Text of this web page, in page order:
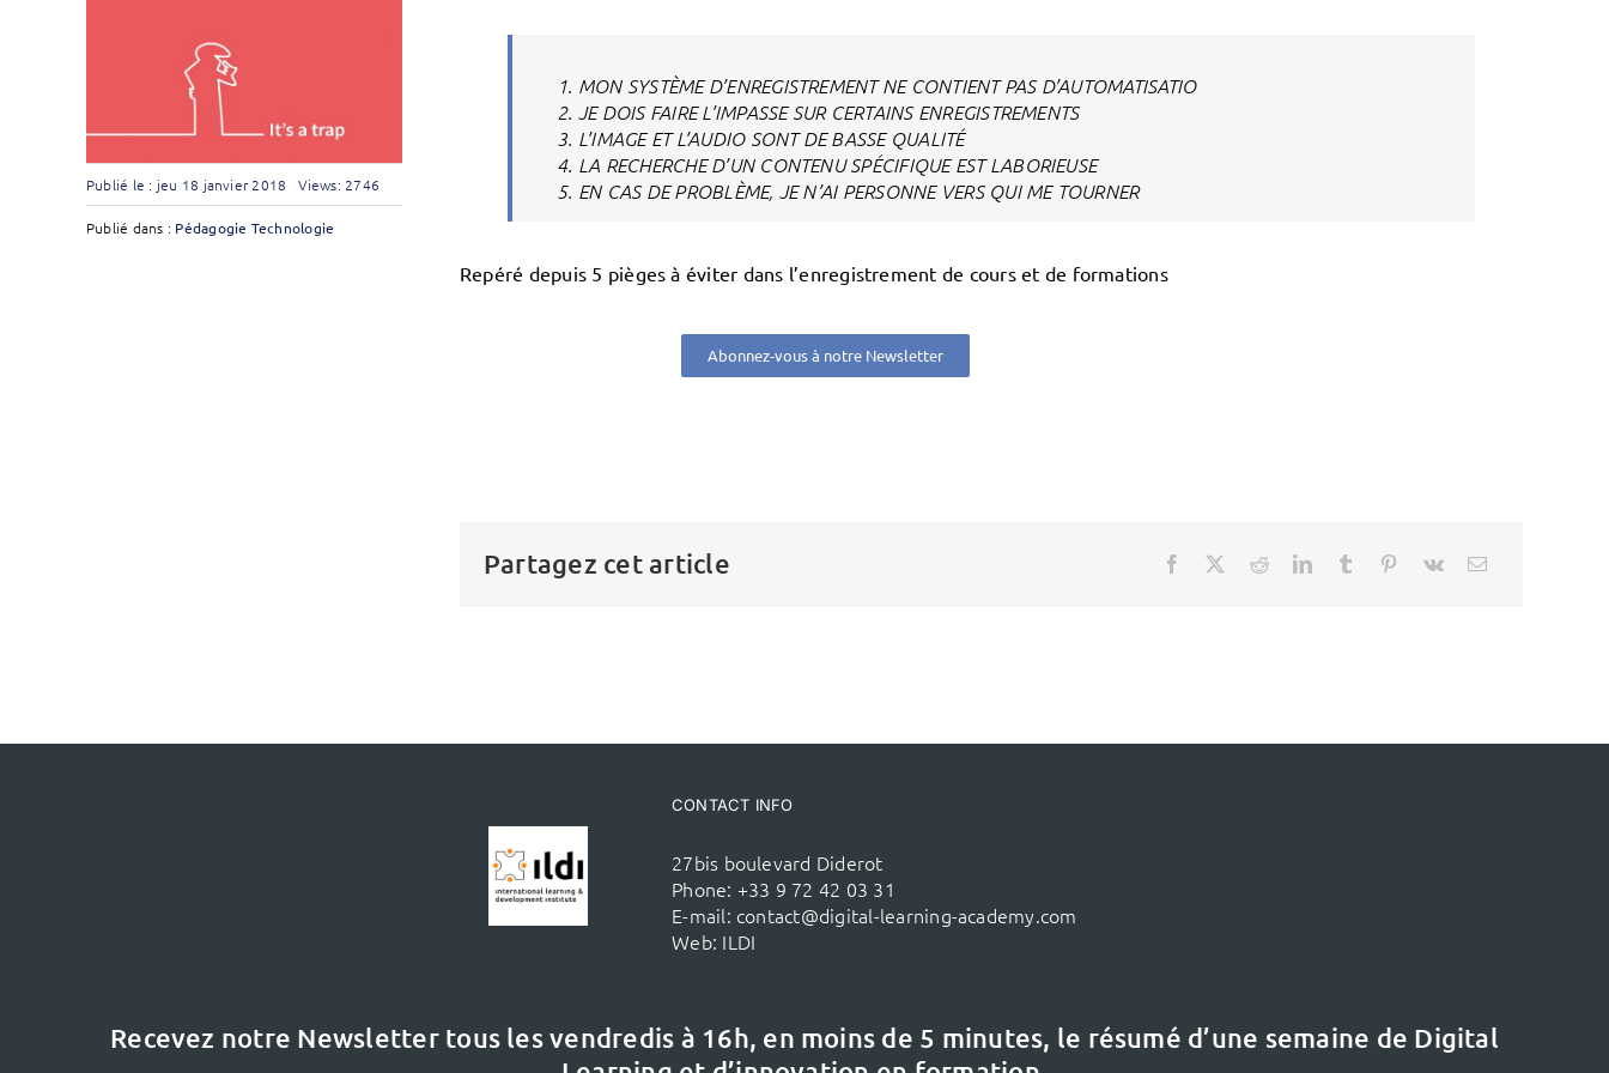
Publié le : jeu 18 janvier 2018 Views: 2746
Publié dans : Pédagogie Technologie
MON SYSTÈME D’ENREGISTREMENT NE CONTIENT PAS D’AUTOMATISATIO
JE DOIS FAIRE L’IMPASSE SUR CERTAINS ENREGISTREMENTS
L’IMAGE ET L’AUDIO SONT DE BASSE QUALITÉ
LA RECHERCHE D’UN CONTENU SPÉCIFIQUE EST LABORIEUSE
EN CAS DE PROBLÈME, JE N’AI PERSONNE VERS QUI ME TOURNER
Repéré depuis 5 pièges à éviter dans l’enregistrement de cours et de formations
Abonnez-vous à notre Newsletter
Partagez cet article
CONTACT INFO
27bis boulevard Diderot
Phone: +33 9 72 42 03 31
E-mail: contact@digital-learning-academy.com
Web: ILDI
Recevez notre Newsletter tous les vendredis à 16h, en moins de 5 minutes, le résumé d’une semaine de Digital